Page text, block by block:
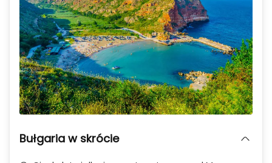
Zdjęcie 1 z 3
Bułgaria w skrócie